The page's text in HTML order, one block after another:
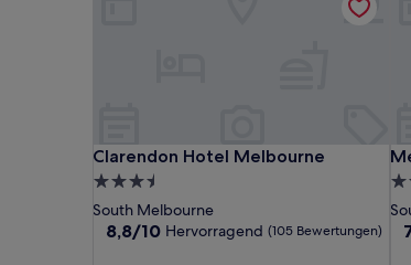
Clarendon Hotel Melbourne
Clarendon Hotel Melbourne
3.5-
Sterne-
Unterkunft
South Melbourne
8.8
8,8/10 Hervorragend (105 Bewertungen)